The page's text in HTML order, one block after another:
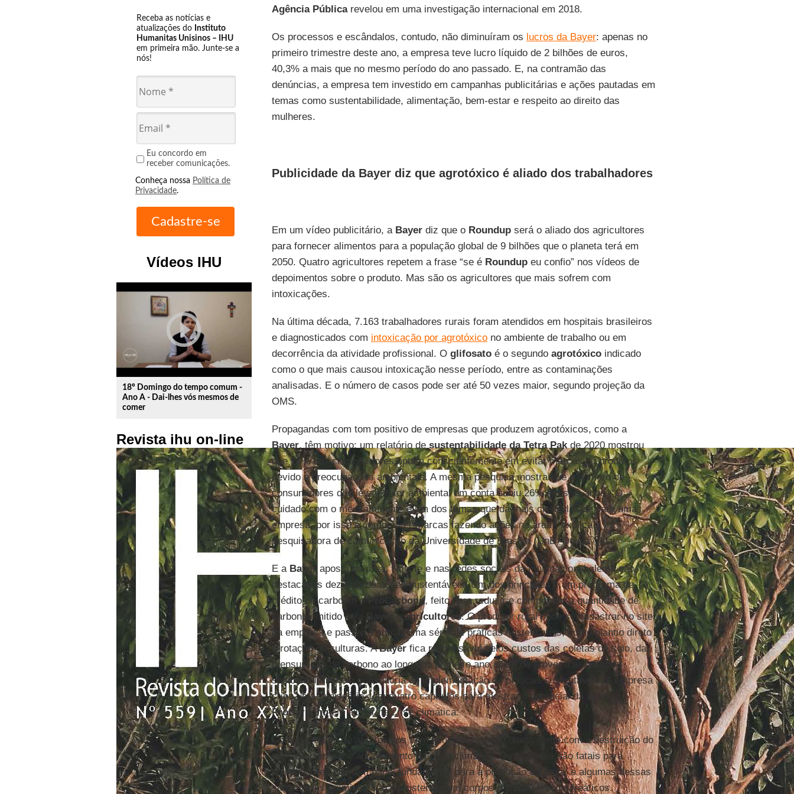
Receba as notícias e
atualizações do Instituto
Humanitas Unisinos – IHU
em primeira mão. Junte-se a
nós!
Eu concordo em
receber comunicações.
Conheça nossa Política de
Privacidade.
Vídeos IHU
play_circle_outline
18º Domingo do tempo comum -
Ano A - Dai-lhes vós mesmos de
comer
Revista ihu on-line
Agência Públicarevelou em uma investigação internacional em 2018.
Os processos e escândalos, contudo, não diminuíram os lucros da Bayer: apenas no
primeiro trimestre deste ano, a empresa teve lucro líquido de 2 bilhões de euros,
40,3% a mais que no mesmo período do ano passado. E, na contramão das
denúncias, a empresa tem investido em campanhas publicitárias e ações pautadas em
temas como sustentabilidade, alimentação, bem-estar e respeito ao direito das
mulheres.
Publicidade da Bayer diz que agrotóxico é aliado dos trabalhadores
Em um vídeo publicitário, a Bayerdiz que o Roundupserá o aliado dos agricultores
para fornecer alimentos para a população global de 9 bilhões que o planeta terá em
2050. Quatro agricultores repetem a frase “se é Roundupeu confio” nos vídeos de
depoimentos sobre o produto. Mas são os agricultores que mais sofrem com
intoxicações.
Na última década, 7.163 trabalhadores rurais foram atendidos em hospitais brasileiros
e diagnosticados com intoxicação por agrotóxicono ambiente de trabalho ou em
decorrência da atividade profissional. O glifosatoé o segundo agrotóxicoindicado
como o que mais causou intoxicação nesse período, entre as contaminações
analisadas. E o número de casos pode ser até 50 vezes maior, segundo projeção da
OMS.
Propagandas com tom positivo de empresas que produzem agrotóxicos, como a
Bayer, têm motivo: um relatório desustentabilidade da Tetra Pakde 2020 mostrou
que 78% dos consumidores optam conscientemente em evitar marcas ou produtos
devido a preocupações ambientais. A mesma pesquisa mostra que o número de
consumidores que leva o fator ambiental em conta subiu 26% em seis anos. “O
cuidado com o meio ambiente é um dos temas que dá mais credibilidade para uma
empresa, por isso é comum ver marcas fazendo ações na área”, explica a
pesquisadora de comunicação da Universidade de Brasília (UnB) Délcia Vidal.
E a Bayer aposta na área. No site e nas redes sociais da multinacional alemã são
destacadas dezenas de ações sustentáveis. Um dos principais é um programa de
crédito de carbono, o ProCarbono, feito para reduzir e compensar a quantidade de
carbono emitido pela
Bayer e agricultores. O produtor rural pode se cadastrar no site
da empresa e passar a adotar uma série de práticas sustentáveis, como plantio direto
e rotação de culturas. ABayerfica responsável pelos custos das coletas de solo, da
mensuração de carbono ao longo do primeiro ano, além de prover a assessoria
socioambiental e a consultoria de implementação de práticas sustentáveis. A empresa
criou uma minissérie com quatro capítulos para mostrar o potencial da ação
ProCarbonoem ajudar na crise climática.
Contudo, o uso de agrotóxicos vem sendo associado diretamente com a destruição do
meio ambiente e o agravamento da crise climática. Os produtos são fatais para
polinizadores que têm papel fundamental para a produção agrícola, e algumas dessas
substâncias químicas são persistentes em corpos d’água e lençóis freáticos.